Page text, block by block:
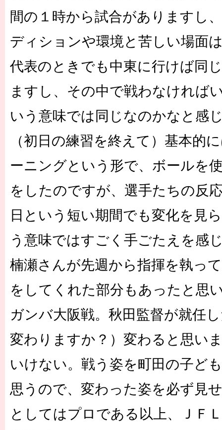
間の１時から試合がありますし
ディションや環境と苦しい場面
代表のときでも中東に行けば同
ますし、その中で戦わなければ
いう意味では同じなのかなと感
（初日の練習を終えて）基本的
ーニングという形で、ボールを
をしたのですが、選手たちの反
日という短い期間でも変化を見
う意味ではすごく手ごたえを感
楠瀬さんが先週から指揮を執っ
をしてくれた部分もあったと思
ガンバ大阪戦。秋田監督が就任
変わりますか？）変わると思い
いけない。戦う姿を町田の子ど
思うので、変わった姿を必ず見
としてはプロである以上、ＪＦ